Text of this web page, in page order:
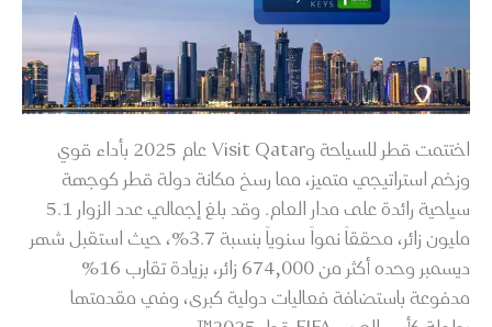
اختتمت قطر للسياحة وVisit Qatar عام 2025 بأداء قوي
وزخم استراتيجي متميز، مما رسخ مكانة دولة قطر كوجهة
سياحية رائدة على مدار العام. وقد بلغ إجمالي عدد الزوار 5.1
مليون زائر، محققاً نمواً سنوياً بنسبة 3.7%، حيث استقبل شهر
ديسمبر وحده أكثر من 674,000 زائر، بزيادة تقارب 16%
مدفوعة باستضافة فعاليات دولية كبرى، وفي مقدمتها